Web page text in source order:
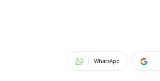
WhatsApp